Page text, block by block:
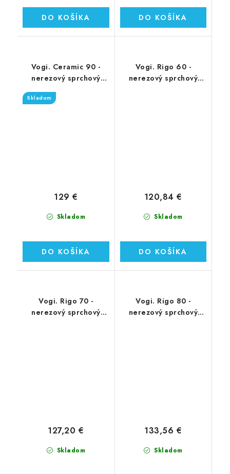
DO KOŠÍKA DO KOŠÍKA
Vogi. Ceramic 90 -
nerezový sprchový
žľab 90 cm (RD90set)
Skladom
Skladom
129 €
DO KOŠÍKA
Vogi. Rigo 60 -
nerezový sprchový
Skladom
120,84 €
DO KOŠÍKA
Vogi. Rigo 70 -
nerezový sprchový
Skladom
127,20 €
Vogi. Rigo 80 -
nerezový sprchový
Skladom
133,56 €